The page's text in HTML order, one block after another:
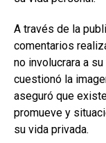
A través de la
comentarios
no involucrara a
cuestionó la
aseguró que
promueve y
su vida privada.